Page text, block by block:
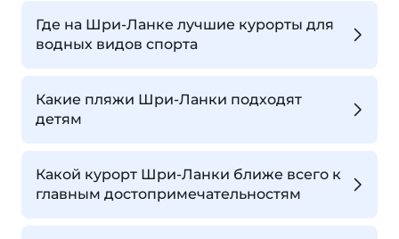
Где на Шри-Ланке лучшие курорты для
водных видов спорта
Какие пляжи Шри-Ланки подходят
детям
Какой курорт Шри-Ланки ближе всего к
главным достопримечательностям